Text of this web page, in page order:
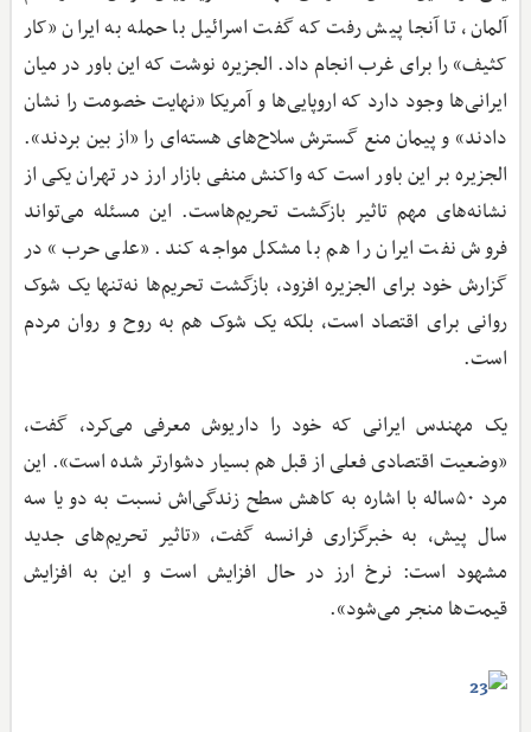
آلمان، تا آنجا پیش رفت که گفت اسرائیل با حمله به ایران «کار
کثیف» را برای غرب انجام داد. الجزیره نوشت که این باور در میان
ایرانی‌ها وجود دارد که اروپایی‌ها و آمریکا «نهایت خصومت را نشان
دادند» و پیمان منع گسترش سلاح‌های هسته‌ای را «از بین بردند».
الجزیره بر این باور است که واکنش منفی بازار ارز در تهران یکی از
نشانه‌های مهم تاثیر بازگشت تحریم‌هاست. این مسئله می‌تواند
فروش نفت ایران را هم با مشکل مواجه کند. «علی حرب» در
گزارش خود برای الجزیره افزود، بازگشت تحریم‌ها نه‌تنها یک شوک
روانی برای اقتصاد است، بلکه یک شوک هم به روح و روان مردم
است.
یک مهندس ایرانی که خود را داریوش معرفی می‌کرد، گفت،
«وضعیت اقتصادی فعلی از قبل هم بسیار دشوارتر شده است». این
مرد ۵۰ساله با اشاره به کاهش سطح زندگی‌اش نسبت به دو یا سه
سال پیش، به خبرگزاری فرانسه گفت، «تاثیر تحریم‌های جدید
مشهود است: نرخ ارز در حال افزایش است و این به افزایش
قیمت‌ها منجر می‌شود».